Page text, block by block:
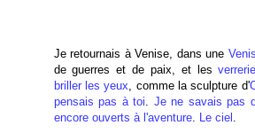
Je retournais à Venise, dans une
de guerres et de paix, et les
briller les yeux, comme la sculpture d'
pensais pas à toi. Je ne savais pas
encore ouverts à l'aventure. Le ciel .